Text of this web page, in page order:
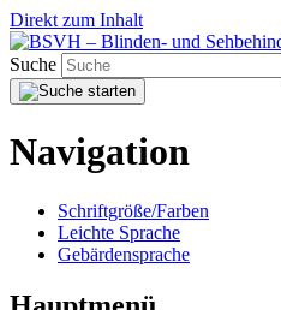
Direkt zum Inhalt
Suche
Navigation
Schriftgröße/Farben
Leichte Sprache
Gebärdensprache